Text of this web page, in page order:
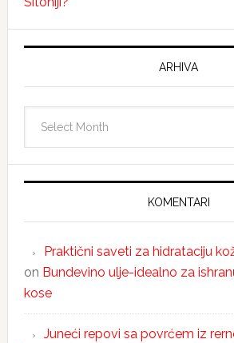
ARHIVA
KOMENTARI
Praktični saveti za hidrataciju
on Bundevino ulje-idealno za
kose
Juneći repovi sa povrćem iz